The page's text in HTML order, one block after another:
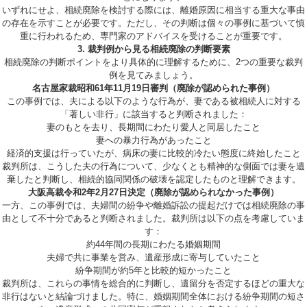
いずれにせよ、相続廃除を検討する際には、離婚原因に相当する重大な事由
の存在を示すことが必要です。ただし、その判断は個々の事例に基づいて慎
重に行われるため、専門家のアドバイスを受けることが重要です。
3. 裁判例から見る相続廃除の判断要素
相続廃除の判断ポイントをより具体的に理解するために、2つの重要な裁判
例を見てみましょう。
名古屋家裁昭和61年11月19日審判（廃除が認められた事例）
この事例では、夫による以下のような行為が、妻である被相続人に対する
「著しい非行」に該当すると判断されました：
妻のもとを去り、長期間にわたり愛人と同居したこと
妻への暴力行為があったこと
経済的支援は行っていたが、病床の妻に比較的冷たい態度に終始したこと
裁判所は、こうした夫の行為について、少なくとも精神的な側面では妻を遺
棄したと判断し、相続的協同関係の破壊を認定したものと理解できます。
大阪高裁令和2年2月27日決定（廃除が認められなかった事例）
一方、この事例では、夫婦間の紛争や離婚訴訟の提起だけでは相続廃除の事
由として不十分であると判断されました。裁判所は以下の点を考慮していま
す：
約44年間の長期にわたる婚姻期間
夫婦で共に事業を営み、遺産形成に寄与していたこと
紛争期間が約5年と比較的短かったこと
裁判所は、これらの事情を総合的に判断し、遺留分を否定するほどの重大な
非行はないと結論づけました。特に、婚姻期間全体における紛争期間の短さ